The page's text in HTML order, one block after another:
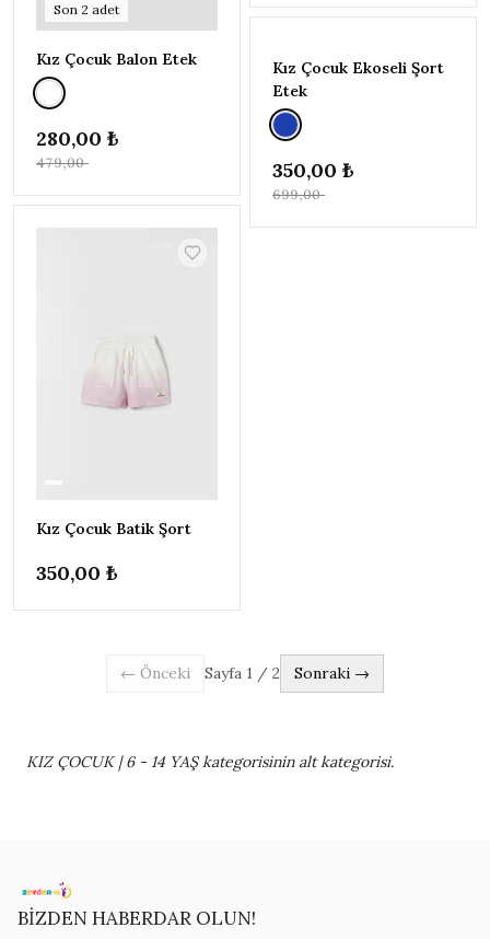
Son 2 adet
Kız Çocuk Balon Etek
280,00 ₺
479,00 ₺
Kız Çocuk Batik Şort
350,00 ₺
-%50
TÜKENDI
Kız Çocuk Ekoseli Şort
Etek
350,00 ₺
699,00 ₺
← Önceki Sayfa 1 / 2 Sonraki →
KIZ ÇOCUK | 6 - 14 YAŞ kategorisinin alt kategorisi.
BİZDEN HABERDAR OLUN!